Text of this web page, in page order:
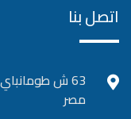
اتصل بنا
63 ش
مصر